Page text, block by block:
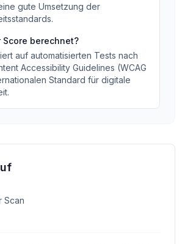
gute Umsetzung der
.
Score berechnet?
auf automatisierten Tests nach
Accessibility Guidelines (WCAG
Standard für digitale
Scan